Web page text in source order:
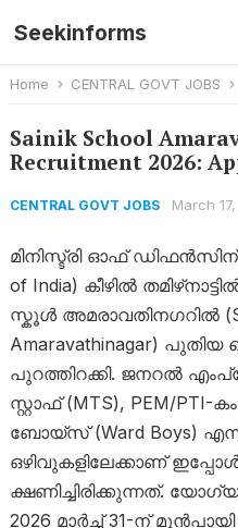
Seekinforms
Home CENTRAL GOVT JOBS
Sainik School
Recruitment 2026:
CENTRAL GOVT JOBS March
മിനിസ്ട്രി ഓഫ് ഡിഫൻസിന്
of India) കീഴിൽ
സ്കൂൾ അമരാവതിനഗറിൽ
Amaravathinagar)
പുറത്തിറക്കി. ജനറൽ
സ്റ്റാഫ് (MTS), PEM/PTI-
ബോയ്സ് (Ward Boys)
ഒഴിവുകളിലേക്കാണ്
ക്ഷണിച്ചിരിക്കുന്നത്.
2026 മാർച്ച് 31-ന്